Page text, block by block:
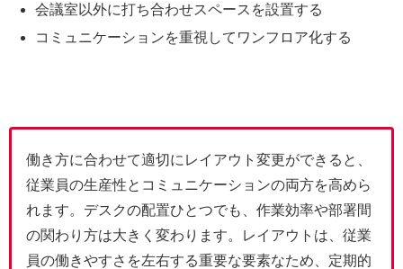
会議室以外に打ち合わせスペースを設置する
コミュニケーションを重視してワンフロア化する
働き方に合わせて適切にレイアウト変更ができると、
従業員の生産性とコミュニケーションの両方を高めら
れます。デスクの配置ひとつでも、作業効率や部署間
の関わり方は大きく変わります。レイアウトは、従業
員の働きやすさを左右する重要な要素なため、定期的